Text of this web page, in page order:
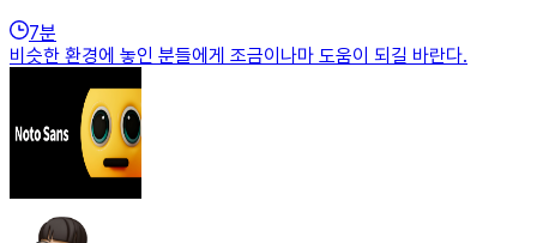
7분
비슷한 환경에 놓인 분들에게 조금이나마 도움이 되길 바란다.